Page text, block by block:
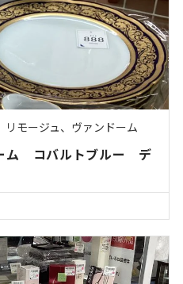
リモージュ、ヴァンドーム
ム コバルトブルー デ